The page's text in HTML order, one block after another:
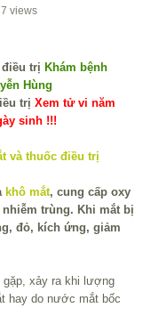
views
Khám bệnh
Hùng
Xem tử vi năm
sinh !!!
khô mắt, cung cấp oxy
trùng. Khi mắt bị
đỏ, kích ứng, giảm
gặp, xảy ra khi lượng
hay do nước mắt bốc